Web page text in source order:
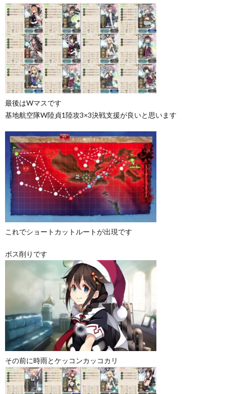
最後はWマスです
基地航空隊W陸貞1陸攻3×3決戦支援が良いと思います
これでショートカットルートが出現です
ボス削りです
その前に時雨とケッコンカッコカリ